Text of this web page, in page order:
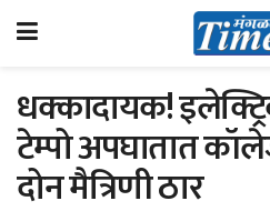
धक्कादायक!
टेम्पो अपघातात
दोन मैत्रिणी ठार